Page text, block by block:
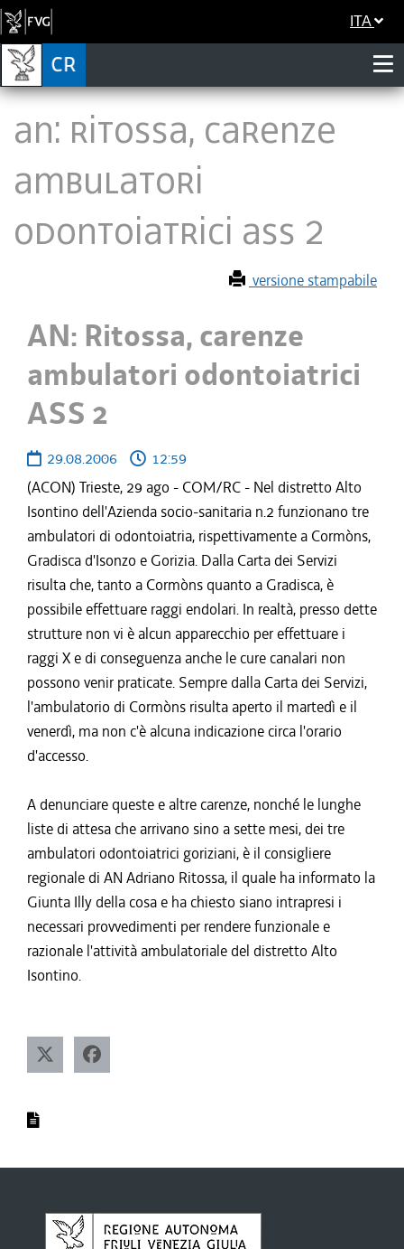
ITA
AN: Ritossa, carenze
ambulatori
odontoiatrici ASS 2
versione stampabile
AN: Ritossa, carenze
ambulatori odontoiatrici
ASS 2
29.08.2006
12:59
(ACON) Trieste, 29 ago - COM/RC - Nel distretto Alto
Isontino dell'Azienda socio-sanitaria n.2 funzionano tre
ambulatori di odontoiatria, rispettivamente a Cormòns,
Gradisca d'Isonzo e Gorizia. Dalla Carta dei Servizi
risulta che, tanto a Cormòns quanto a Gradisca, è
possibile effettuare raggi endolari. In realtà, presso dette
strutture non vi è alcun apparecchio per effettuare i
raggi X e di conseguenza anche le cure canalari non
possono venir praticate. Sempre dalla Carta dei Servizi,
l'ambulatorio di Cormòns risulta aperto il martedì e il
venerdì, ma non c'è alcuna indicazione circa l'orario
d'accesso.
A denunciare queste e altre carenze, nonché le lunghe
liste di attesa che arrivano sino a sette mesi, dei tre
ambulatori odontoiatrici goriziani, è il consigliere
regionale di AN Adriano Ritossa, il quale ha informato la
Giunta Illy della cosa e ha chiesto siano intrapresi i
necessari provvedimenti per rendere funzionale e
razionale l'attività ambulatoriale del distretto Alto
Isontino.